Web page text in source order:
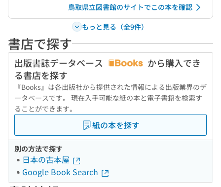
鳥取県立図書館のサイトでこの本を確認
もっと見る（全9件）
書店で探す
出版書誌データベース
から購入でき
る書店を探す
『Books』は各出版社から提供された情報による出版業界のデ
ータベースです。 現在入手可能な紙の本と電子書籍を検索す
ることができます。
紙の本を探す
別の方法で探す
日本の古本屋
Google Book Search